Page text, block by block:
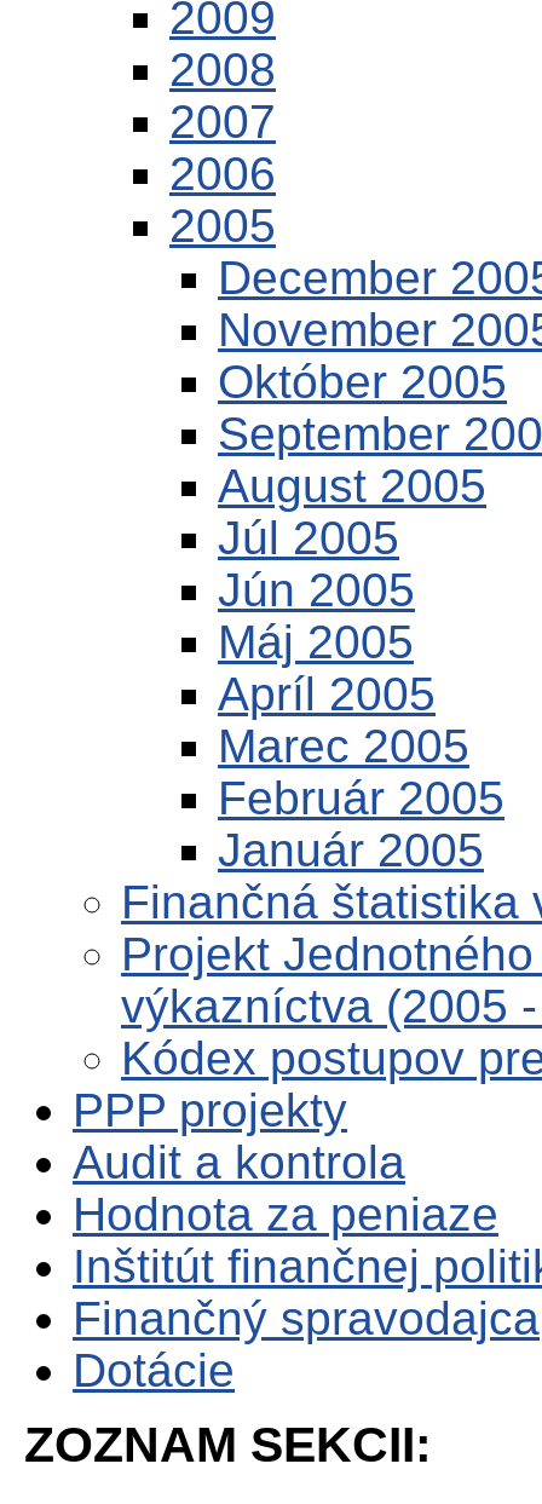
2009
2008
2007
2006
2005
December
November
Október 2005
September
August 2005
Júl 2005
Jún 2005
Máj 2005
Apríl 2005
Marec 2005
Február 2005
Január 2005
Finančná štatistika
Projekt
výkazníctva (2005
Kódex postupov
PPP projekty
Audit a kontrola
Hodnota za peniaze
Inštitút finančnej
Finančný spravodajca
Dotácie
ZOZNAM SEKCII: